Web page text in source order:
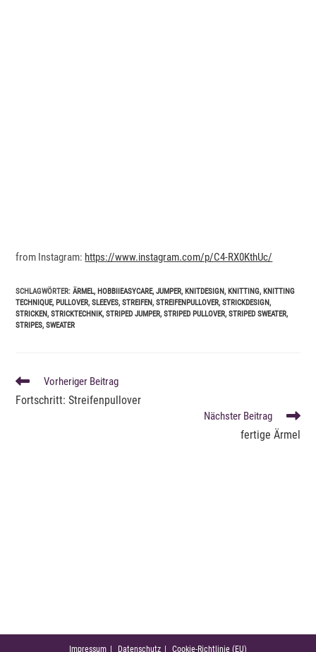
from Instagram: https://www.instagram.com/p/C4-RX0KthUc/
SCHLAGWÖRTER:ÄRMEL, HOBBIIEASYCARE, JUMPER, KNITDESIGN, KNITTING, KNITTING
TECHNIQUE, PULLOVER, SLEEVES, STREIFEN, STREIFENPULLOVER, STRICKDESIGN,
STRICKEN, STRICKTECHNIK, STRIPED JUMPER, STRIPED PULLOVER, STRIPED SWEATER,
STRIPES, SWEATER
WEITERE
ARTIKEL
ANSEHEN
Vorheriger Beitrag
Fortschritt: Streifenpullover
Nächster Beitrag
fertige Ärmel
Impressum Datenschutz Cookie-Richtlinie (EU)